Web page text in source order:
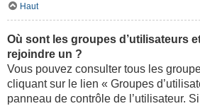
Haut
Où sont les groupes d’utilisateurs
rejoindre un ?
Vous pouvez consulter tous les
cliquant sur le lien « Groupes
panneau de contrôle de l’utilisateur.